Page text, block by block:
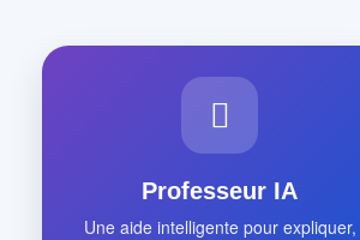
Professeur IA
Une aide intelligente pour expliquer,